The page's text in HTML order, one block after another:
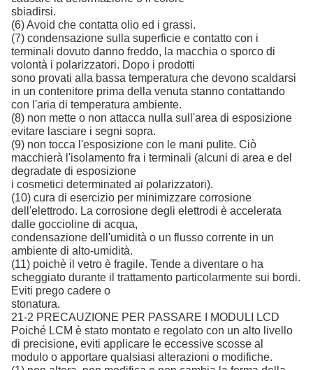
sbiadirsi.
(6) Avoid che contatta olio ed i grassi.
(7) condensazione sulla superficie e contatto con i
terminali dovuto danno freddo, la macchia o sporco di
volontà i polarizzatori. Dopo i prodotti
sono provati alla bassa temperatura che devono scaldarsi
in un contenitore prima della venuta stanno contattando
con l'aria di temperatura ambiente.
(8) non mette o non attacca nulla sull'area di esposizione
evitare lasciare i segni sopra.
(9) non tocca l'esposizione con le mani pulite. Ciò
macchierà l'isolamento fra i terminali (alcuni di area e del
degradate di esposizione
i cosmetici determinated ai polarizzatori).
(10) cura di esercizio per minimizzare corrosione
dell'elettrodo. La corrosione degli elettrodi è accelerata
dalle goccioline di acqua,
condensazione dell'umidità o un flusso corrente in un
ambiente di alto-umidità.
(11) poichè il vetro è fragile. Tende a diventare o ha
scheggiato durante il trattamento particolarmente sui bordi.
Eviti prego cadere o
stonatura.
21-2 PRECAUZIONE PER PASSARE I MODULI LCD
Poiché LCM è stato montato e regolato con un alto livello
di precisione, eviti applicare le eccessive scosse al
modulo o apportare qualsiasi alterazioni o modifiche.